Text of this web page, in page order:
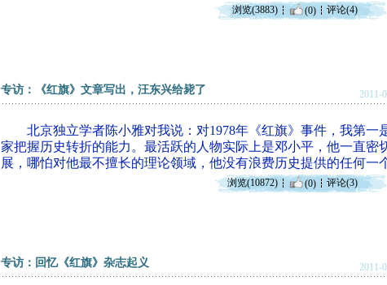
浏览(3883) (0) 评论(4)
专访：《红旗》文章写出，汪东兴给毙了 2011-
北京独立学者陈小雅对我说：对1978年《红旗》事件，我第一
家把握历史转折的能力。最活跃的人物实际上是邓小平，他一直密
展，哪怕对他最不擅长的理论领域，他没有浪费历史提供的任何一
浏览(10872) (0) 评论(3)
专访：回忆《红旗》杂志起义 2011-